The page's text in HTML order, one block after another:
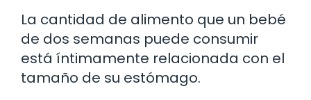
La cantidad de alimento que un bebé
de dos semanas puede consumir
está íntimamente relacionada con el
tamaño de su estómago.